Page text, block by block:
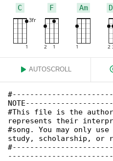
C F Am
AUTOSCROLL
#This file is the
represents their
#song. You may only
study, scholarship, or